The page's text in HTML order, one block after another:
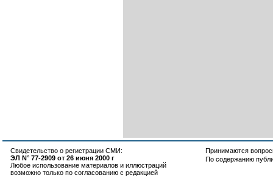
Свидетельство о регистрации СМИ:
ЭЛ N° 77-2909 от 26 июня 2000 г
Любое использование материалов и иллюстраций
возможно только по согласованию с редакцией
Принимаются
По содержанию